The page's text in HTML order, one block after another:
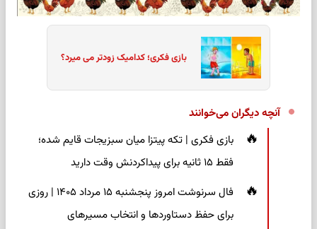
بازی فکری؛ کدامیک زودتر می میرد؟
آنچه دیگران می‌خوانند
بازی فکری | تکه پیتزا میان سبزیجات قایم شده؛
فقط ۱۵ ثانیه برای پیداکردنش وقت دارید
فال سرنوشت امروز پنجشنبه ۱۵ مرداد ۱۴۰۵ | روزی
برای حفظ دستاوردها و انتخاب مسیرهای